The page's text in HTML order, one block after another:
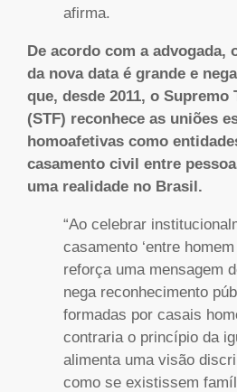
afirma.
De acordo com a
da nova data é grande e
que, desde 2011, o Supremo
(STF) reconhece as uniões
homoafetivas como
casamento civil entre
uma realidade no Brasil.
“Ao celebrar
casamento ‘entre
reforça uma mensagem
nega reconhecimento
formadas por casais
contraria o princípio da
alimenta uma visão
como se existissem